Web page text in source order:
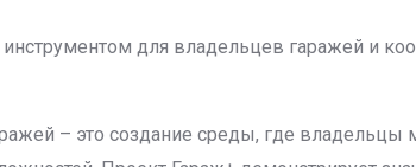
для владельцев гаражей и
– это создание среды, где